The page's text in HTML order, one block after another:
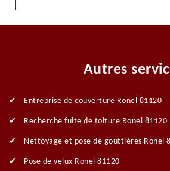
Autres
Entreprise de couverture Ronel 81120
Recherche fuite de toiture Ronel 81120
Nettoyage et pose de gouttières Ronel
Pose de velux Ronel 81120